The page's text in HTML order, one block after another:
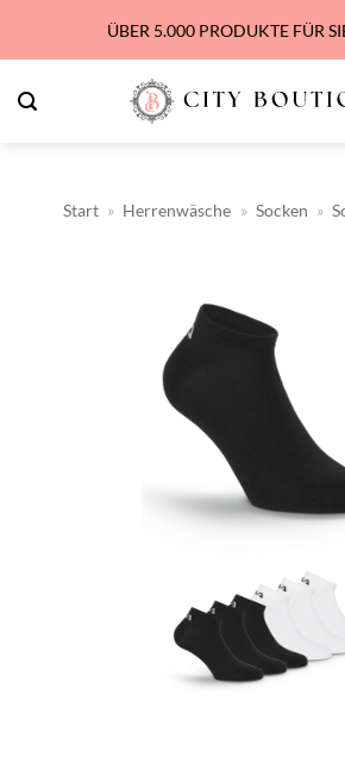
springen
ÜBER 5.000 PRODUKTE FÜR
Start » Herrenwäsche » Socken »